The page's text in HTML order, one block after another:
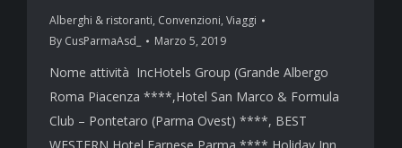
Alberghi & ristoranti, Convenzioni, Viaggi
By CusParmaAsd_ Marzo 5, 2019
Nome attività IncHotels Group (Grande Albergo
Roma Piacenza ****,Hotel San Marco & Formula
Club – Pontetaro (Parma Ovest) ****, BEST